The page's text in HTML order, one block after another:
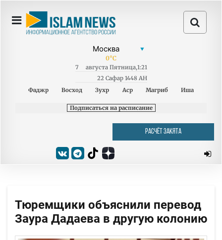
0°C
7 августа Пятница,1:21
22 Сафар 1448 AH
Фаджр
Восход Зухр Аср Магриб Иша
Подписаться на расписание
РАСЧЁТ ЗАКЯТА
Тюремщики объяснили перевод
Заура Дадаева в другую колонию